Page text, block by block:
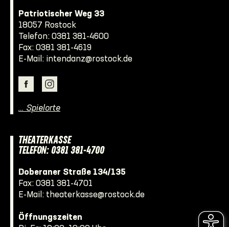
Patriotischer Weg 33
18057 Rostock
Telefon: 0381 381-4600
Fax: 0381 381-4619
E-Mail: intendanz@rostock.de
… Spielorte
THEATERKASSE
TELEFON: 0381 381-4700
Doberaner Straße 134/135
Fax: 0381 381-4701
E-Mail: theaterkasse@rostock.de
Öffnungszeiten